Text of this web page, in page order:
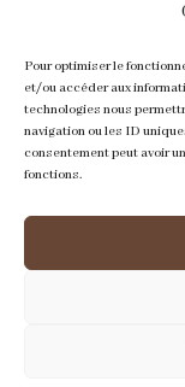
Pour optimiser le
et/ou accéder aux
technologies nous
navigation ou les ID
consentement peut avoir
fonctions.Envoyer